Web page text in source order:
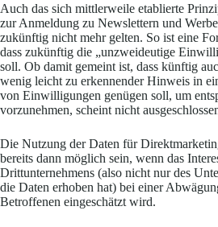
Auch das sich mittlerweile etablierte
zur Anmeldung zu Newslettern und
zukünftig nicht mehr gelten. So ist eine
dass zukünftig die „unzweideutige
soll. Ob damit gemeint ist, dass künftig
wenig leicht zu erkennender Hinweis in
von Einwilligungen genügen soll, um
vorzunehmen, scheint nicht
Die Nutzung der Daten für
bereits dann möglich sein, wenn das
Drittunternehmens (also nicht nur des
die Daten erhoben hat) bei einer
Betroffenen eingeschätzt wird.